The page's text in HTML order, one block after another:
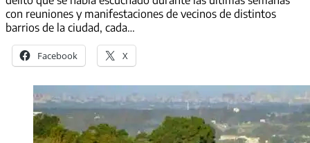
con reuniones y manifestaciones de vecinos de distintos
barrios de la ciudad, cada…
Facebook X